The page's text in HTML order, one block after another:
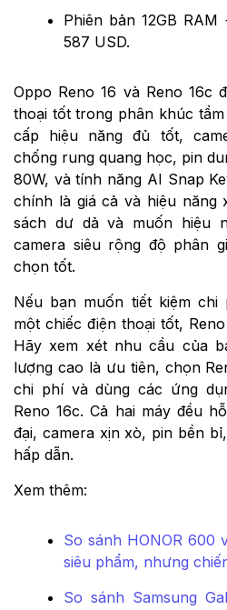
Phiên bản 12GB
587 USD.
Oppo Reno 16 và Reno 16c
thoại tốt trong phân khúc
cấp hiệu năng đủ tốt,
chống rung quang học, pin
80W, và tính năng AI Snap
chính là giá cả và hiệu năng
sách dư dả và muốn hiệu
camera siêu rộng độ phân
chọn tốt.
Nếu bạn muốn tiết kiệm
một chiếc điện thoại tốt,
Hãy xem xét nhu cầu của
lượng cao là ưu tiên, chọn
chi phí và dùng các ứng
Reno 16c. Cả hai máy đều
đại, camera xịn xò, pin bền
hấp dẫn.
Xem thêm:
So sánh HONOR 600
siêu phẩm, nhưng
So sánh Samsung